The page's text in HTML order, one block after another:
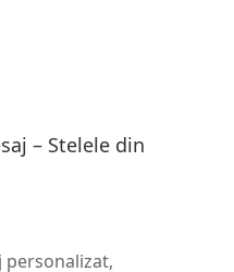
– Stelele din
personalizat,